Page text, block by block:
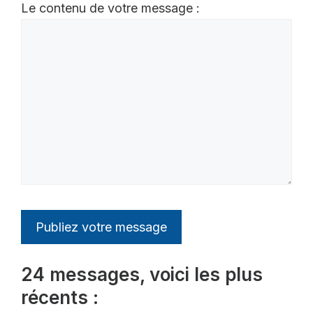
Le contenu de votre message :
24 messages, voici les plus
récents :